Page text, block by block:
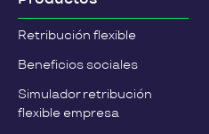
Retribución flexible
Beneficios sociales
Simulador retribución
flexible empresa